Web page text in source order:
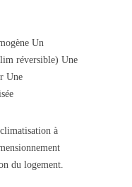
Un
réversible) Une
Une
à
du logement.